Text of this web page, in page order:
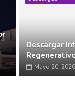
Descargar
Mayo 20, 2026